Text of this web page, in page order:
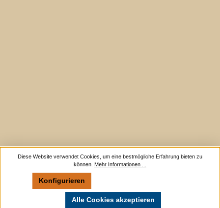
Diese Website verwendet Cookies, um eine bestmögliche Erfahrung bieten zu
können. Mehr Informationen ...
Konfigurieren
Alle Cookies akzeptieren